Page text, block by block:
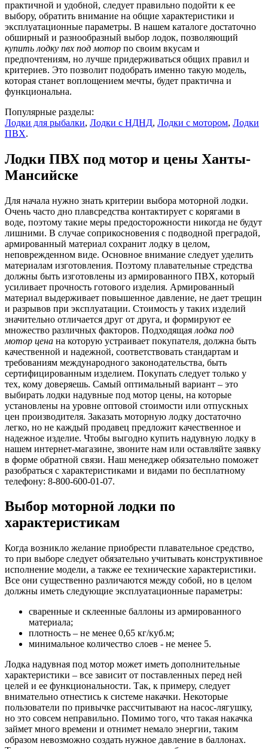
практичной и удобной, следует правильно подойти к ее
выбору, обратить внимание на общие характеристики и
эксплуатационные параметры. В нашем каталоге достаточно
обширный и разнообразный выбор лодок, позволяющий
купить лодку пвх под мотор по своим вкусам и
предпочтениям, но лучше придерживаться общих правил и
критериев. Это позволит подобрать именно такую модель,
которая станет воплощением мечты, будет практична и
функциональна.
Популярные разделы:
Лодки для рыбалки, Лодки с НДНД, Лодки с мотором, Лодки
ПВХ.
Лодки ПВХ под мотор и цены Ханты-
Мансийске
Для начала нужно знать критерии выбора моторной лодки.
Очень часто дно плавсредства контактирует с корягами в
воде, поэтому такие меры предосторожности никогда не будут
лишними. В случае соприкосновения с подводной преградой,
армированный материал сохранит лодку в целом,
неповрежденном виде. Основное внимание следует уделить
материалам изготовления. Поэтому плавательные стредства
должны быть изготовлены из армированного ПВХ, который
усиливает прочность готового изделия. Армированный
материал выдерживает повышенное давление, не дает трещин
и разрывов при эксплуатации. Стоимость у таких изделий
значительно отличается друг от друга, и формируют ее
множество различных факторов. Подходящая лодка под
мотор цена на которую устраивает покупателя, должна быть
качественной и надежной, соответствовать стандартам и
требованиям международного законодательства, быть
сертифицированным изделием. Покупать следует только у
тех, кому доверяешь. Самый оптимальный вариант – это
выбирать лодки надувные под мотор цены, на которые
установлены на уровне оптовой стоимости или отпускных
цен производителя. Заказать моторную лодку достаточно
легко, но не каждый продавец предложит качественное и
надежное изделие. Чтобы выгодно купить надувную лодку в
нашем интернет-магазине, звоните нам или оставляйте заявку
в форме обратной связи. Наш менеджер обязательно поможет
разобраться с характеристиками и видами по бесплатному
телефону: 8-800-600-01-07.
Выбор моторной лодки по
характеристикам
Когда возникло желание приобрести плавательное средство,
то при выборе следует обязательно учитывать конструктивное
исполнение модели, а также ее технические характеристики.
Все они существенно различаются между собой, но в целом
должны иметь следующие эксплуатационные параметры:
сваренные и склеенные баллоны из армированного
материала;
плотность – не менее 0,65 кг/куб.м;
минимальное количество слоев - не менее 5.
Лодка надувная под мотор может иметь дополнительные
характеристики – все зависит от поставленных перед ней
целей и ее функциональности. Так, к примеру, следует
внимательно отнестись к системе накачки. Некоторые
пользователи по привычке рассчитывают на насос-лягушку,
но это совсем неправильно. Помимо того, что такая накачка
займет много времени и отнимет немало энергии, таким
образом невозможно создать нужное давление в баллонах.